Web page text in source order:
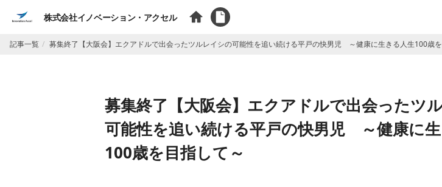
株式会社イノベーション・アクセル
記事一覧 募集終了【大阪会】エクアドルで出会ったツルレイシの可能性を追い続ける平戸の快男児 ～健康に生きる人生100歳
募集終了【大阪会】エクアドルで出会ったツ
可能性を追い続ける平戸の快男児 ～健康に
100歳を目指して～